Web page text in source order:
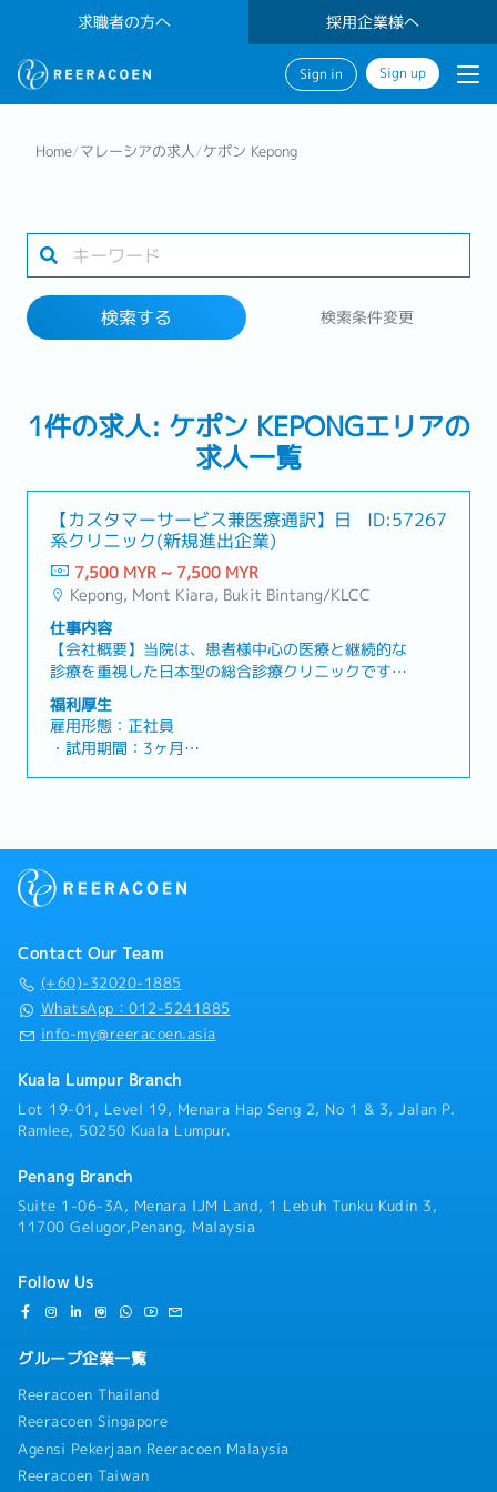
求職者の方へ 採用企業様へ
Sign in Sign up
業界
1 selected
Home/マレーシアの求人/ケポン Kepong
検索する 検索条件変更
1件の求人: ケポン KEPONGエリアの
求人一覧
【カスタマーサービス兼医療通訳】日
系クリニック(新規進出企業)
ID:57267
7,500 MYR ~ 7,500 MYR
Kepong, Mont Kiara, Bukit Bintang/KLCC
仕事内容
【会社概要】当院は、患者様中心の医療と継続的な
診療を重視した日本型の総合診療クリニックです。
総合病院内でのご相談窓口も開設し、来院された患
者様へのサポートや医療通訳、適切な診療科へのご
案内をさせていただいております。遠方にお住まい
でクリニックまで来院されることが困難な患者様の
ためにオンライン診療も導入しております。現在5
集いたします。【職務内容】・クリニックの受付係
(来院対応、電話やメール予約の対応)・患者様のご
案内、医療通訳サポート・そのほかクリニック運営
たします★魅力ポイント★・新規開業するクリニッ
クの一員として、事業立ち上げ期から関わることが
できます・ご活躍次第では、将来的に拠点マネジメ
ントや広報などの別業務に挑戦していただけたり、
他拠点への異動(タイ、シンガポール)などの可能性
もございます
福利厚生
雇用形態：正社員
・試用期間：3ヶ月
・基本給与：RM6,500
・ボーナス：あり ※業績に応じる
・住宅手当 ：RM1,000固定
・駐車場 ：請求可
・有給休暇：年間10日
・病気休暇：年間14日
Contact Our Team
(+60)-32020-1885
WhatsApp：012-5241885
info-my@reeracoen.asia
Kuala Lumpur Branch
Lot 19-01, Level 19, Menara Hap Seng 2, No 1 & 3, Jalan P.
Ramlee, 50250 Kuala Lumpur.
Penang Branch
Suite 1-06-3A, Menara IJM Land, 1 Lebuh Tunku Kudin 3,
11700 Gelugor,Penang, Malaysia
Follow Us
グループ企業一覧
Reeracoen Thailand
Reeracoen Singapore
Agensi Pekerjaan Reeracoen Malaysia
Reeracoen Taiwan